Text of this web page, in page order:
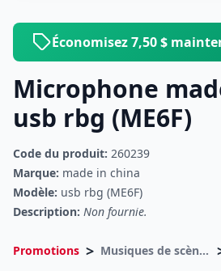
Économisez 7,50 $
Microphone
usb rbg (ME6F)
Code du produit: 260239
Marque: made in china
Modèle: usb rbg (ME6F)
Description: Non fournie.
Promotions > Musiques de scènes